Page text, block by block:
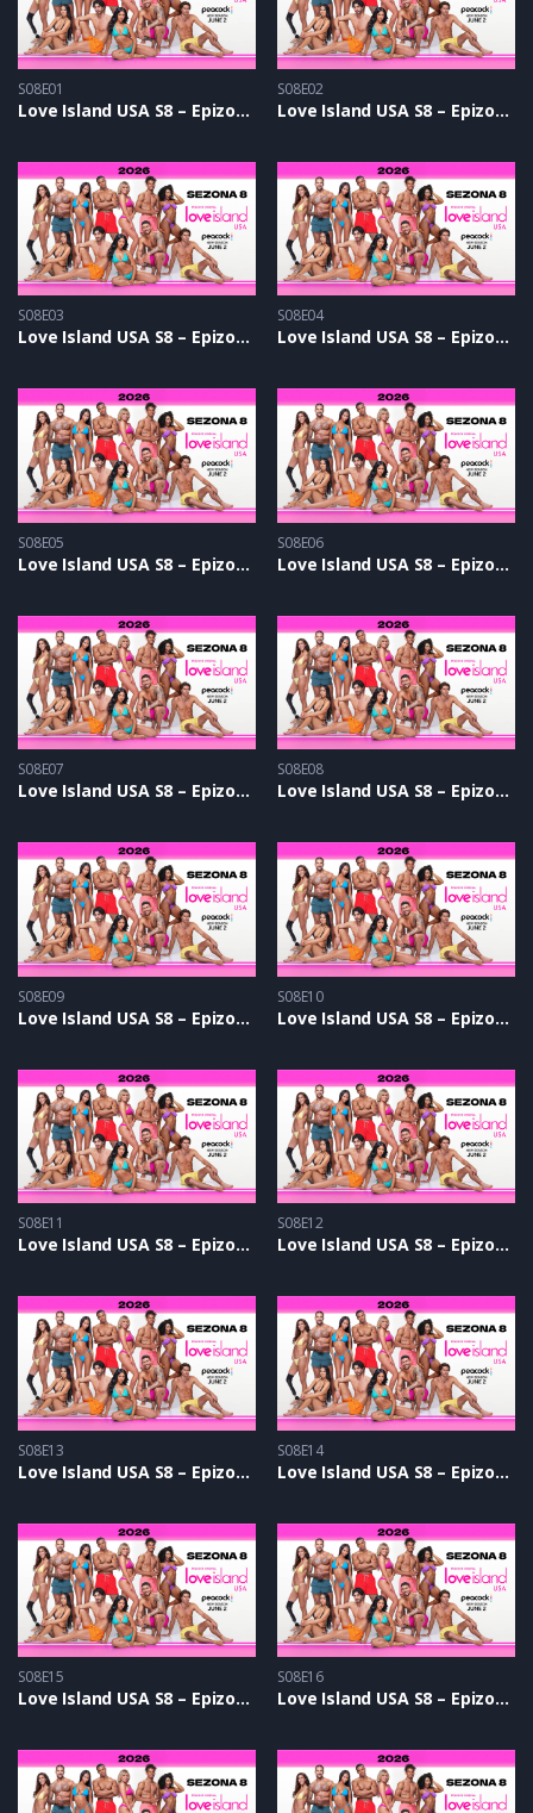
S08E01
Love Island USA S8 – Epizoda 01
S08E02
Love Island USA S8 – Epizoda 02
S08E03
Love Island USA S8 – Epizoda 03
S08E04
Love Island USA S8 – Epizoda 04
S08E05
Love Island USA S8 – Epizoda 05
S08E06
Love Island USA S8 – Epizoda 06
S08E07
Love Island USA S8 – Epizoda 07
S08E08
Love Island USA S8 – Epizoda 08
S08E09
Love Island USA S8 – Epizoda 09
S08E10
Love Island USA S8 – Epizoda 10
S08E11
Love Island USA S8 – Epizoda 11
S08E12
Love Island USA S8 – Epizoda 12
S08E13
Love Island USA S8 – Epizoda 13
S08E14
Love Island USA S8 – Epizoda 14
S08E15
Love Island USA S8 – Epizoda 15
S08E16
Love Island USA S8 – Epizoda 16